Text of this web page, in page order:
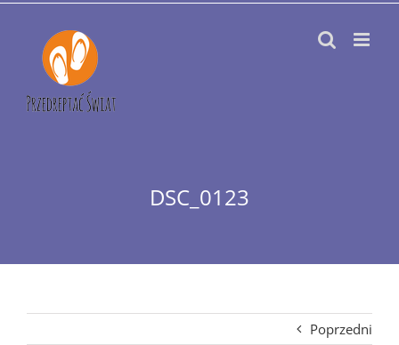
Przejdź
zawartości
DSC_0123
Poprzedni